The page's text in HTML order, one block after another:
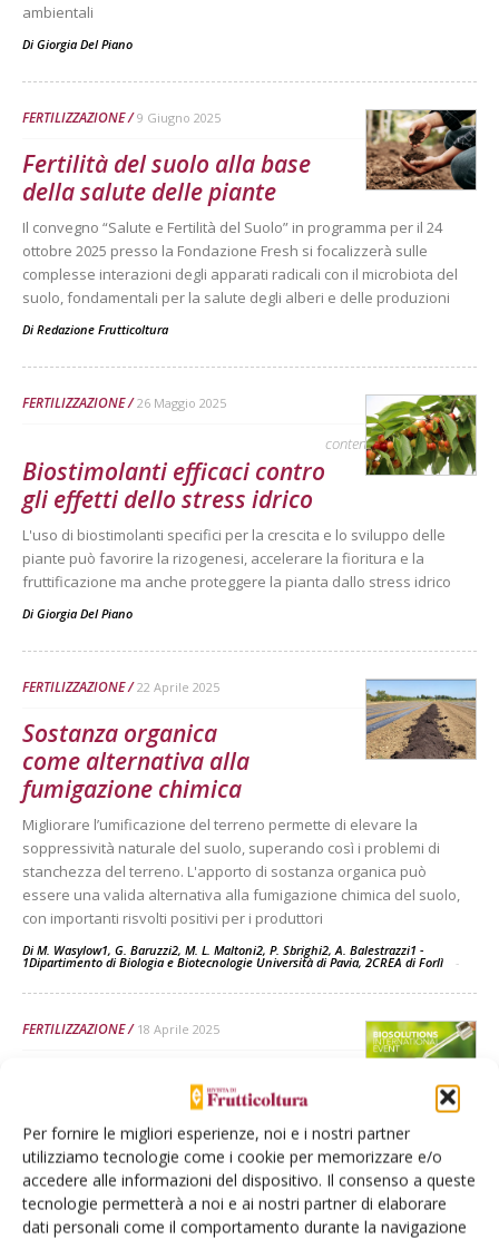
Per fornire le migliori esperienze, noi e i nostri partner
utilizziamo tecnologie come i cookie per memorizzare e/o
accedere alle informazioni del dispositivo. Il consenso a queste
tecnologie permetterà a noi e ai nostri partner di elaborare
dati personali come il comportamento durante la navigazione
ambientali
Di Giorgia Del Piano
FERTILIZZAZIONE 9 Giugno 2025
Fertilità del suolo alla base
della salute delle piante
Il convegno “Salute e Fertilità del Suolo” in programma per il 24
ottobre 2025 presso la Fondazione Fresh si focalizzerà sulle
complesse interazioni degli apparati radicali con il microbiota del
suolo, fondamentali per la salute degli alberi e delle produzioni
Di Redazione Frutticoltura
FERTILIZZAZIONE 26 Maggio 2025
contenuto sponsorizzato
Biostimolanti efficaci contro
gli effetti dello stress idrico
L'uso di biostimolanti specifici per la crescita e lo sviluppo delle
piante può favorire la rizogenesi, accelerare la fioritura e la
fruttificazione ma anche proteggere la pianta dallo stress idrico
Di Giorgia Del Piano
FERTILIZZAZIONE 22 Aprile 2025
Sostanza organica
come alternativa alla
fumigazione chimica
Migliorare l’umificazione del terreno permette di elevare la
soppressività naturale del suolo, superando così i problemi di
stanchezza del terreno. L'apporto di sostanza organica può
essere una valida alternativa alla fumigazione chimica del suolo,
con importanti risvolti positivi per i produttori
Di M. Wasylow1, G. Baruzzi2, M. L. Maltoni2, P. Sbrighi2, A. Balestrazzi1 -
1Dipartimento di Biologia e Biotecnologie Università di Pavia, 2CREA di Forlì -
FERTILIZZAZIONE 18 Aprile 2025
Biosolution in frutticoltura:
tutte le novità a Macfrut
Cresce l’adozione delle biosolutions nel settore frutticolo. Se ne
parlerà dal 6 all’8 maggio al Rimini Expo Centre durante il Salone
internazionale delle biosoluzioni. Focus del Congresso ospitato dal
salone sarà l'applicazione su pesco